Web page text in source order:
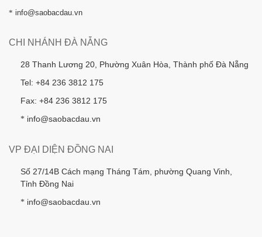
* info@saobacdau.vn
CHI NHÁNH ĐÀ NẴNG
28 Thanh Lương 20, Phường Xuân Hòa, Thành phố Đà Nẵng
Tel: +84 236 3812 175
Fax: +84 236 3812 175
* info@saobacdau.vn
VP ĐẠI DIỆN ĐỒNG NAI
Số 27/14B Cách mạng Tháng Tám, phường Quang Vinh,
Tỉnh Đồng Nai
* info@saobacdau.vn